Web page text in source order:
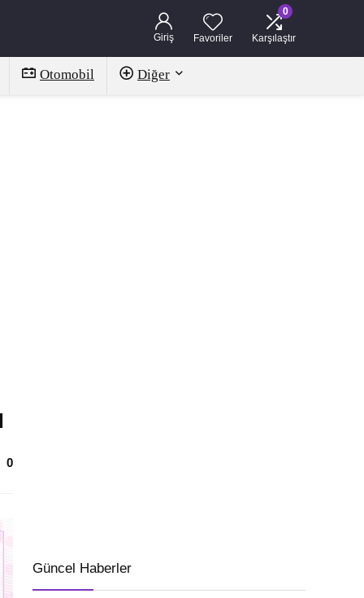
Giriş Favoriler
0
Karşılaştır
Otomobil Diğer
0
Güncel Haberler